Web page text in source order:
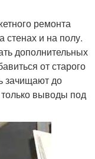
ремонта
стенах и на полу.
дополнительных
от старого
зачищают до
выводы под